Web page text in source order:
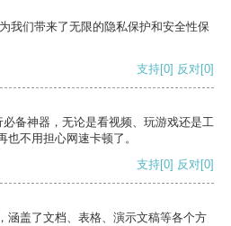
我们带来了无限的隐私保护和安全性保
支持[0] 反对[0]
备神器，无论是看视频、玩游戏还是工
不用担心网速卡顿了。
支持[0] 反对[0]
涵盖了文档、表格、演示文稿等各个方